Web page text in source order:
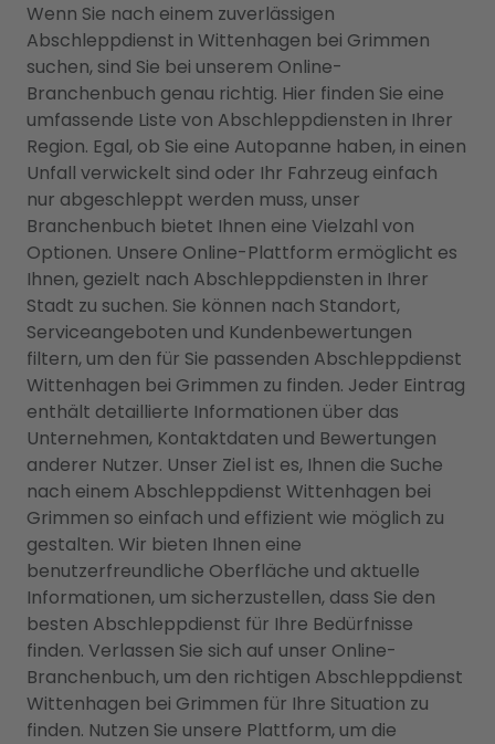
Wenn Sie nach einem zuverlässigen
Abschleppdienst in Wittenhagen bei Grimmen
suchen, sind Sie bei unserem Online-
Branchenbuch genau richtig. Hier finden Sie eine
umfassende Liste von Abschleppdiensten in Ihrer
Region. Egal, ob Sie eine Autopanne haben, in einen
Unfall verwickelt sind oder Ihr Fahrzeug einfach
nur abgeschleppt werden muss, unser
Branchenbuch bietet Ihnen eine Vielzahl von
Optionen. Unsere Online-Plattform ermöglicht es
Ihnen, gezielt nach Abschleppdiensten in Ihrer
Stadt zu suchen. Sie können nach Standort,
Serviceangeboten und Kundenbewertungen
filtern, um den für Sie passenden Abschleppdienst
Wittenhagen bei Grimmen zu finden. Jeder Eintrag
enthält detaillierte Informationen über das
Unternehmen, Kontaktdaten und Bewertungen
anderer Nutzer. Unser Ziel ist es, Ihnen die Suche
nach einem Abschleppdienst Wittenhagen bei
Grimmen so einfach und effizient wie möglich zu
gestalten. Wir bieten Ihnen eine
benutzerfreundliche Oberfläche und aktuelle
Informationen, um sicherzustellen, dass Sie den
besten Abschleppdienst für Ihre Bedürfnisse
finden. Verlassen Sie sich auf unser Online-
Branchenbuch, um den richtigen Abschleppdienst
Wittenhagen bei Grimmen für Ihre Situation zu
finden. Nutzen Sie unsere Plattform, um die